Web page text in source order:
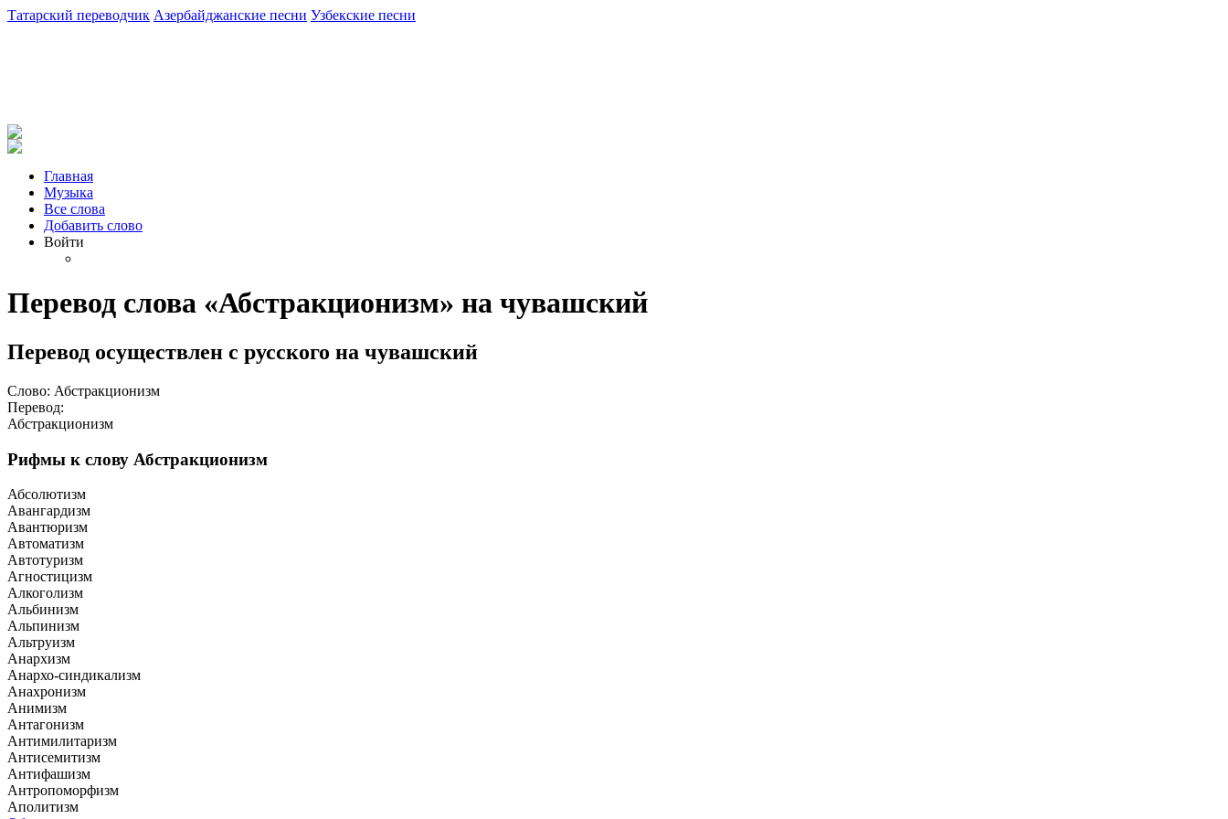
Татарский переводчик Азербайджанские песни Узбекские песни
Главная
Музыка
Все слова
Добавить слово
Войти
Перевод слова «Абстракционизм» на чувашский
Перевод осуществлен с русского на чувашский
Слово: Абстракционизм
Перевод:
Абстракционизм
Рифмы к слову Абстракционизм
Абсолютизм
Авангардизм
Авантюризм
Автоматизм
Автотуризм
Агностицизм
Алкоголизм
Альбинизм
Альпинизм
Альтруизм
Анархизм
Анархо-синдикализм
Анахронизм
Анимизм
Антагонизм
Антимилитаризм
Антисемитизм
Антифашизм
Антропоморфизм
Аполитизм